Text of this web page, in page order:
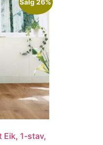
Salg 26%
Eik, 1-stav,